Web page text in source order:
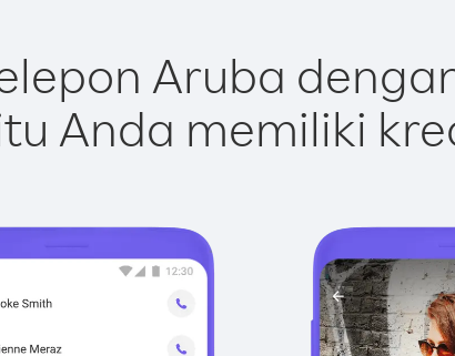
Aruba
Anda memiliki